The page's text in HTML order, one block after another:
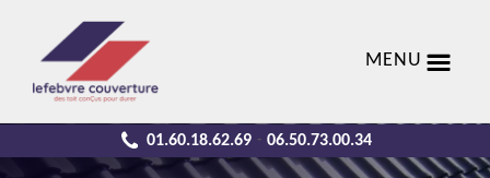
MENU
01.60.18.62.69 - 06.50.73.00.34